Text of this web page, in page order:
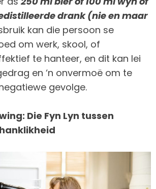
drank (nie en maar
kan die persoon se
om werk, skool, of
te hanteer, en dit kan lei
en ‘n onvermoë om te
gevolge.
Die Fyn Lyn tussen